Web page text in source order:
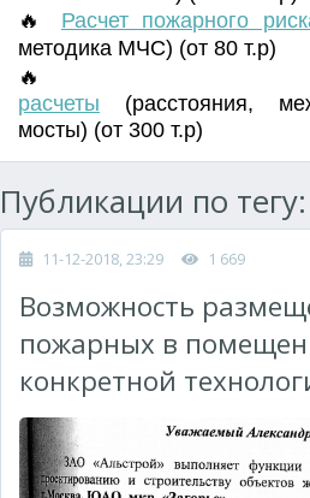
🔥 Расчет пожарного
методика МЧС) (от 80 т.р)
расчеты (расстояния,
мосты) (от 300 т.р)
Публикации по
11-12-2018, 23:29 1 669
Возможность
пожарных в
конкретной